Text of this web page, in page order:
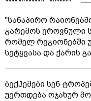
"სანაპირო
გარემოს ეროვნული
რომელ რეგიონებში
სეტყვასა და ქარის
ბექჰემები სენ-
უერთდება ოჯახურ